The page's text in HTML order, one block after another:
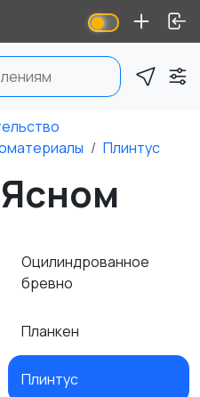
Плинтус
Оцилиндрованное
бревно
Планкен
Плинтус